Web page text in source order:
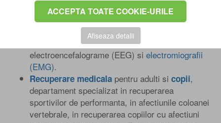
ACCEPTA TOATE COOKIE-URILE
Afiseaza detalii
picioarelor (hallux valgus, hallux rigidus, picior
var equin, picior plat valg, picior cav).
, ce dispune de un departament
ultraperformant, unde sunt efectuate consultatii,
electroencefalograme (EEG) si electromiografii
(EMG).
Recuperare medicala pentru adulti si copii,
departament specializat in recuperarea
sportivilor de performanta, in afectiunile coloanei
vertebrale, in recuperarea copiilor cu afectiuni